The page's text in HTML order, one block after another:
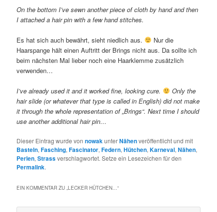
On the bottom I’ve sewn another piece of cloth by hand and then
I attached a hair pin with a few hand stitches.
Es hat sich auch bewährt, sieht niedlich aus.
Nur die
Haarspange hält einen Auftritt der Brings nicht aus. Da sollte ich
beim nächsten Mal lieber noch eine Haarklemme zusätzlich
verwenden…
I’ve already used it and it worked fine, looking cure.
Only the
hair slide (or whatever that type is called in English) did not make
it through the whole representation of „Brings“. Next time I should
use another additional hair pin…
Dieser Eintrag wurde vonnowakunterNähenveröffentlicht und mit
Basteln,Fasching,Fascinator,Federn,Hütchen,Karneval,Nähen,
Perlen,Strassverschlagwortet. Setze ein Lesezeichen für den
Permalink.
EIN KOMMENTAR ZU „LECKER HÜTCHEN…“